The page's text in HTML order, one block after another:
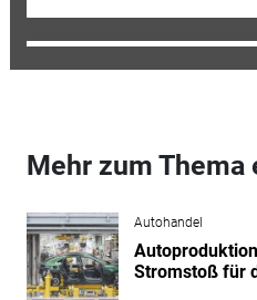
Mehr zum Thema
Autohandel
Stromstoß für